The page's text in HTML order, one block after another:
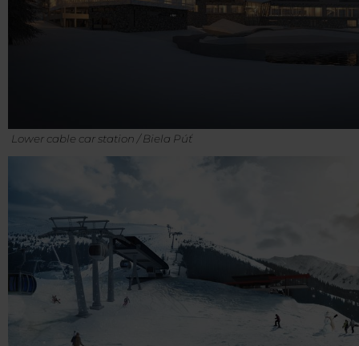
Lower cable car station / Biela Púť